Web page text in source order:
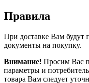
Правила
При доставке Вам будут
документы на покупку.
Внимание! Просим Вас
параметры и
товара Вам следует